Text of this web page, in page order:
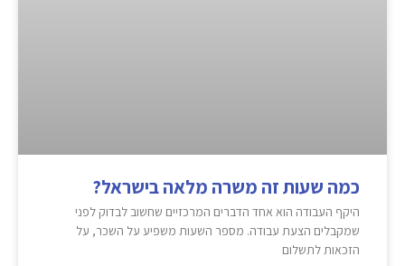
כמה שעות זה משרה מלאה בישראל?
היקף העבודה הוא אחד הדברים המרכזיים שחשוב לבדוק לפני
שמקבלים הצעת עבודה. מספר השעות משפיע על השכר, על
הזכאות לתשלום